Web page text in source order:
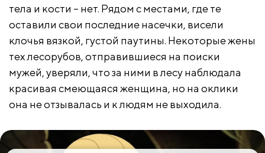
тела и кости – нет. Рядом с местами, где те
оставили свои последние насечки, висели
клочья вязкой, густой паутины. Некоторые жены
тех лесорубов, отправившиеся на поиски
мужей, уверяли, что за ними в лесу наблюдала
красивая смеющаяся женщина, но на оклики
она не отзывалась и к людям не выходила.